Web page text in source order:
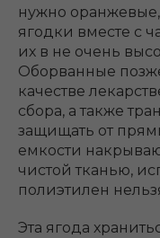
нужно
ягодки вместе с
их в не очень
Оборванные
качестве
сбора, а также
защищать от
емкости
чистой тканью,
полиэтилен
Эта ягода